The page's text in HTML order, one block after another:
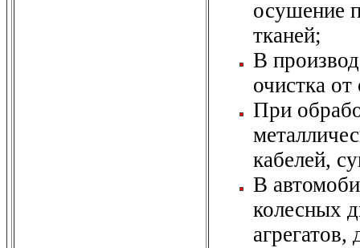
осушение
тканей;
В
очистка
При
кабелей,
В
колесных
агрегатов,